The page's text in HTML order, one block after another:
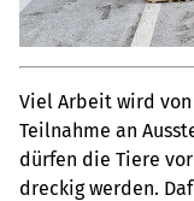
Viel Arbeit wird
Teilnahme an
dürfen die Tiere
dreckig werden.